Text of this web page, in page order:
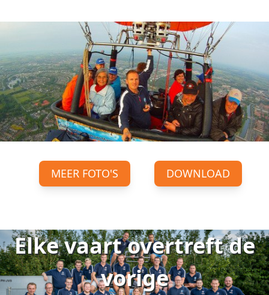
MEER FOTO'S DOWNLOAD
Elke vaart overtreft de
vorige